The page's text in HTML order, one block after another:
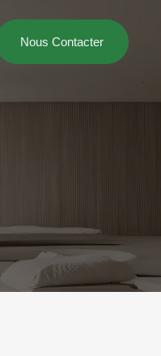
Nous Contacter